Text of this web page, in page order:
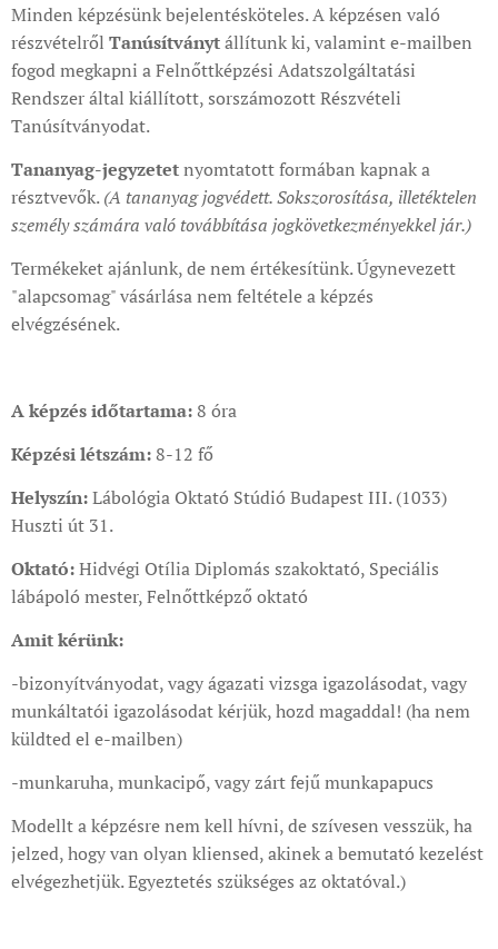
Minden képzésünk bejelentésköteles. A képzésen való
részvételről Tanúsítványtállítunk ki, valamint e-mailben
fogod megkapni a Felnőttképzési Adatszolgáltatási
Rendszer által kiállított, sorszámozott Részvételi
Tanúsítványodat.
Tananyag-jegyzetetnyomtatott formában kapnak a
résztvevők.(A tananyag jogvédett. Sokszorosítása, illetéktelen
személy számára való továbbítása jogkövetkezményekkel jár.)
Termékeket ajánlunk, de nem értékesítünk. Úgynevezett
"alapcsomag" vásárlása nem feltétele a képzés
elvégzésének.
A képzés időtartama:8 óra
Képzési létszám:8-12 fő
Helyszín:Lábológia Oktató Stúdió Budapest III. (1033)
Huszti út 31.
Oktató:Hidvégi Otília Diplomás szakoktató, Speciális
lábápoló mester, Felnőttképző oktató
Amit kérünk:
-bizonyítványodat, vagy ágazati vizsga igazolásodat, vagy
munkáltatói igazolásodat kérjük, hozd magaddal! (ha nem
küldted el e-mailben)
-munkaruha, munkacipő, vagy zárt fejű munkapapucs
Modellt a képzésre nem kell hívni, de szívesen vesszük, ha
jelzed, hogy van olyan kliensed, akinek a bemutató kezelést
elvégezhetjük. Egyeztetés szükséges az oktatóval.)